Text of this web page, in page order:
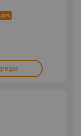
-30%